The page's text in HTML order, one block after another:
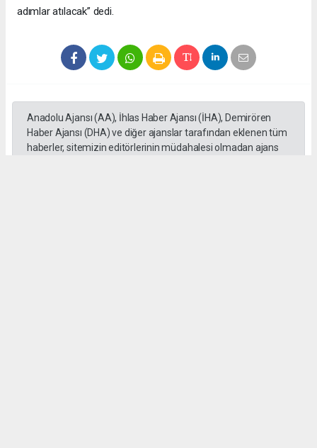
adımlar atılacak” dedi.
Anadolu Ajansı (AA), İhlas Haber Ajansı (İHA), Demirören
Haber Ajansı (DHA) ve diğer ajanslar tarafından eklenen tüm
haberler, sitemizin editörlerinin müdahalesi olmadan ajans